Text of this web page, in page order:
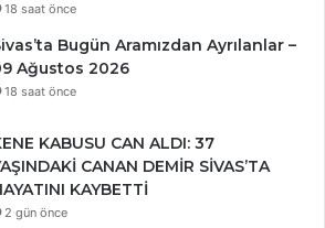
18 saat önce
Bugün Aramızdan Ayrılanlar –
Ağustos 2026
18 saat önce
KABUSU CAN ALDI: 37
CANAN DEMİR SİVAS’TA
KAYBETTİ
2 gün önce